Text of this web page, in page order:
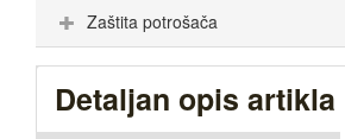
Zaštita potrošača
Detaljan opis artikla